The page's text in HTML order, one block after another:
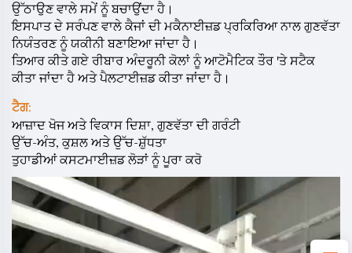
ਉੱਠਾਉਣ ਵਾਲੇ ਸਮੇਂ ਨੂੰ ਬਚਾਉਂਦਾ ਹੈ।
ਇਸਪਾਤ ਦੇ ਸਰੰਪਣ ਵਾਲੇ ਕੈਜਾਂ ਦੀ ਮਕੈਨਾਈਜ਼ਡ ਪ੍ਰਕਿਰਿਆ ਨਾਲ ਗੁਣਵੱਤਾ
ਨਿਯੰਤਰਣ ਨੂੰ ਯਕੀਨੀ ਬਣਾਇਆ ਜਾਂਦਾ ਹੈ।
ਤਿਆਰ ਕੀਤੇ ਗਏ ਰੀਬਾਰ ਅੰਦਰੂਨੀ ਕੋਲਾਂ ਨੂੰ ਆਟੋਮੈਟਿਕ ਤੌਰ 'ਤੇ ਸਟੈਕ
ਕੀਤਾ ਜਾਂਦਾ ਹੈ ਅਤੇ ਪੈਲਟਾਈਜ਼ਡ ਕੀਤਾ ਜਾਂਦਾ ਹੈ।
ਟੈਗ:
ਆਜ਼ਾਦ ਖੋਜ ਅਤੇ ਵਿਕਾਸ ਦਿਸ਼ਾ, ਗੁਣਵੱਤਾ ਦੀ ਗਰੰਟੀ
ਉੱਚ-ਅੰਤ, ਕੁਸ਼ਲ ਅਤੇ ਉੱਚ-ਸ਼ੁੱਧਤਾ
ਤੁਹਾਡੀਆਂ ਕਸਟਮਾਈਜ਼ਡ ਲੋੜਾਂ ਨੂੰ ਪੂਰਾ ਕਰੋ